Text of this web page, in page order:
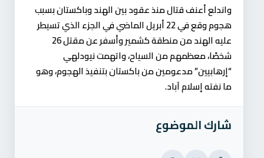
واندلع أعنف قتال منذ عقود بين الهند وباكستان بسبب
هجوم وقع في 22 أبريل الماضي في الجزء الذي تسيطر
عليه الهند من منطقة كشمير وأسفر عن مقتل 26
شخصًا، معظمهم من السياح، واتهمت نيودلهي
“إرهابيين” مدعومين من باكستان بتنفيذ الهجوم، وهو
ما نفته إسلام آباد.
شارك الموضوع